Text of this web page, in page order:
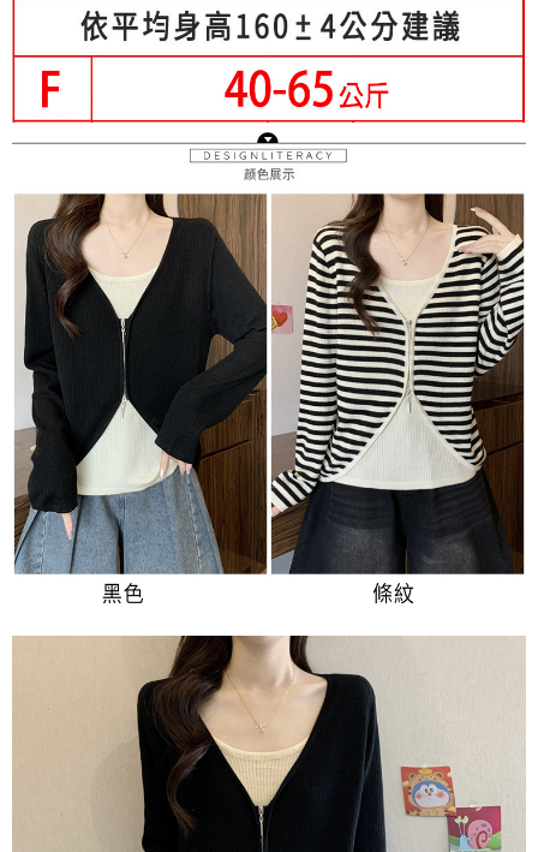
【注意事項】
1.本服務係由「台灣大哥大股份有限公司」（以下簡稱本公司）所提供，讓
用戶於交易時，得透過本服務購買商品或服務，並由商店將買賣／分期付款
買賣價金債權讓與本公司後，依約使用本公司帳單繳交帳款。
2.基於同意付款使用「大哥付你分期」之契約關係目的，商店將以您的個人
資料（包含姓名、電話或地址）提供予台灣大哥大進項蒐集、處理及利用，
由本公司與您本人進行分期帳單所需資料之確認、核對及更正。
3.完整用戶服務條款，請詳閱以下連結：https://oppay.tw/userRule
ATM／網路銀行／等多元方式進行付款，方視為交易完成。
※ 請注意：結帳手續完成當下不需立刻繳費，但若您需要取消訂單，請聯絡
購買商品的店家。未經商家同意取消之訂單仍視為有效，需透過AFTEE先享
後付繳納相關費用。
※ 交易是否成功請以「AFTEE先享後付 」之結帳頁面顯示為準，若有關於
是否繳費成功／繳費後需取消欲退款等相關疑問，請聯繫「AFTEE先享後付
https://netprotections.freshdesk.com/support/home
【注意事項】
１．透過由恩沛科技股份有限公司提供之「AFTEE先享後付」服務完成之交
易，需依本服務之必要範圍內提供個人資料，並將交易相關給付款項請求債
權轉讓予恩沛科技股份有限公司。
２．關於個人資料處理事宜，請瀏覽以下網址：
https://aftee.tw/terms/#terms3
３．未成年的使用者請事先徵得法定代理人或監護人之同意方可使用
「AFTEE先享後付」，若未經同意申辦者引起之損失，本公司不負相關責
任。
４．使用「AFTEE先享後付」時，將依據個別帳號之用戶狀況，依本公司即
時審查核予不同之上限額度；若仍有額度不足之情形，本公司將視審查結果
請求用戶進行身份認證。
５．嚴禁一人註冊多個帳號或使用他人資訊註冊。若發現惡意使用之情形，
恩沛科技股份有限公司將有權停止該用戶之使用額度並採取法律行動。
付款後全家取貨
每筆NT$80，滿NT$699(含以上)免運費
付款後萊爾富取貨
每筆NT$80，滿NT$699(含以上)免運費
每筆NT$80，滿NT$699(含以上)免運費
付款後7-11取貨
每筆NT$80，滿NT$699(含以上)免運費
宅配
每筆NT$70，滿NT$699(含以上)免運費
離島-郵局寄送
每筆NT$90，滿NT$699(含以上)免運費
國家/地區配送 查看運費